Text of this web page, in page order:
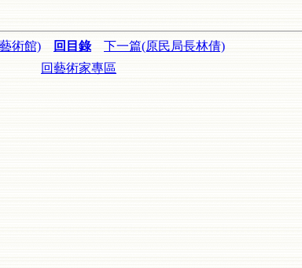
術館) 回目錄
下一篇(原民局長林倩)
回藝術家專區